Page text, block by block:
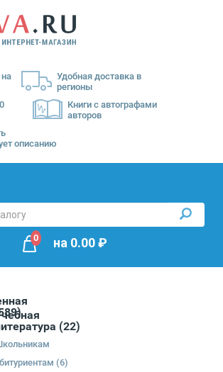
на
Удобная доставка в
регионы
Книги с автографами
авторов
описанию
0 на 0.00₽
(22)
(6)